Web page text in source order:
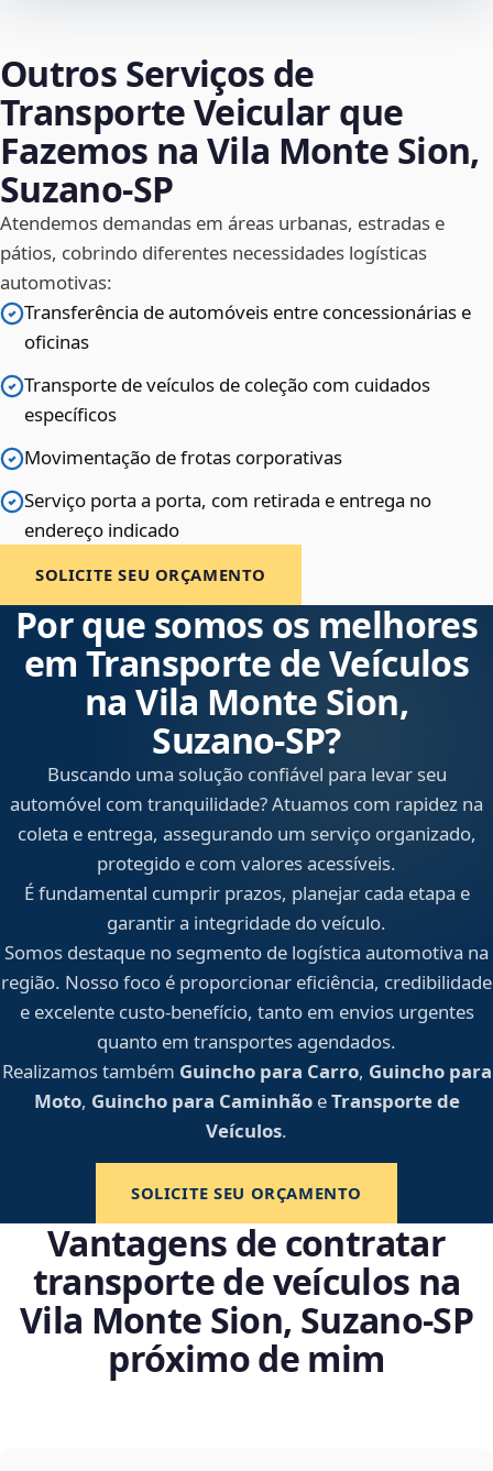
Outros Serviços de
Transporte Veicular que
Fazemos na Vila Monte Sion,
Suzano‑SP
Atendemos demandas em áreas urbanas, estradas e
pátios, cobrindo diferentes necessidades logísticas
automotivas:
Transferência de automóveis entre concessionárias e
oficinas
Transporte de veículos de coleção com cuidados
específicos
Movimentação de frotas corporativas
Serviço porta a porta, com retirada e entrega no
endereço indicado
SOLICITE SEU ORÇAMENTO
Por que somos os melhores
em Transporte de Veículos
na Vila Monte Sion,
Suzano‑SP?
Buscando uma solução confiável para levar seu
automóvel com tranquilidade? Atuamos com rapidez na
coleta e entrega, assegurando um serviço organizado,
protegido e com valores acessíveis.
É fundamental cumprir prazos, planejar cada etapa e
garantir a integridade do veículo.
Somos destaque no segmento de logística automotiva na
região. Nosso foco é proporcionar eficiência, credibilidade
e excelente custo-benefício, tanto em envios urgentes
quanto em transportes agendados.
Realizamos também Guincho para Carro, Guincho para
Moto, Guincho para CaminhãoeTransporte de
Veículos.
SOLICITE SEU ORÇAMENTO
Vantagens de contratar
transporte de veículos na
Vila Monte Sion, Suzano‑SP
próximo de mim